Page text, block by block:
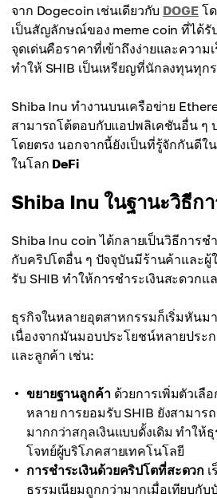
จาก Dogecoin เช่นเดียวกับ DOGEโ
เป็นสัญลักษณ์ของ meme coin ที่ได้รั
จุดเด่นคือราคาที่เข้าถึงง่ายและความ
ทำให้ SHIB เป็นเหรียญที่นักลงทุนทุก
Shiba Inu ทำงานบนเครือข่าย
สามารถโต้ตอบกับแอปพลิเคชันอื่น ๆ
โดยตรง นอกจากนี้ยังเป็นที่รู้จักกันดีใ
ในโลก DeFi
Shiba Inu ในฐานะวิธีกา
Shiba Inu coin ได้กลายเป็นวิธีการช
กับคริปโตอื่น ๆ ปัจจุบันมีร้านค้าและผู้
รับ SHIB ทำให้การชำระเงินสะดวกแ
ธุรกิจในหลายอุตสาหกรรมก็เริ่มหันม
เนื่องจากมันมอบประโยชน์หลายประ
และลูกค้า เช่น:
ขยายฐานลูกค้าด้วยการเพิ่มตัวเลื
หลาย การยอมรับ SHIB ยังสามา
มากกว่าสกุลเงินแบบดั้งเดิม ทำให้
โจทย์ผู้บริโภคสายเทคโนโลยี
การชำระเงินด้วยคริปโตที่สะดวก
ธรรมเนียมถูกกว่ามากเมื่อเทียบกับ